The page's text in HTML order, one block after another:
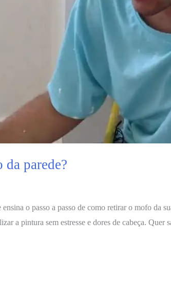
parede?
o passo a passo de como retirar o mofo da
a pintura sem estresse e dores de cabeça. Quer